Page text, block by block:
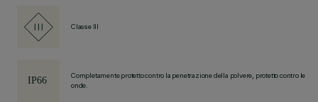
Classe III
Completamente protetto contro la penetrazione della polvere, protetto contro le
onde.